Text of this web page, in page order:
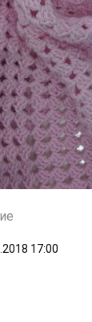
17:00